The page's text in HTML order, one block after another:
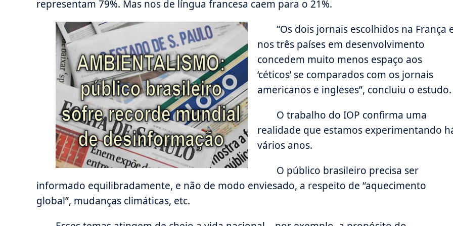
representam 79%. Mas nos de língua francesa caem para o 21%.
“Os dois jornais escolhidos na França
nos três países em desenvolvimento
concedem muito menos espaço aos
‘céticos’ se comparados com os jornais
americanos e ingleses”, concluiu o estudo.
O trabalho do IOP confirma uma
realidade que estamos experimentando
vários anos.
O público brasileiro precisa ser
informado equilibradamente, e não de modo enviesado, a respeito de “aquecimento
global”, mudanças climáticas, etc.